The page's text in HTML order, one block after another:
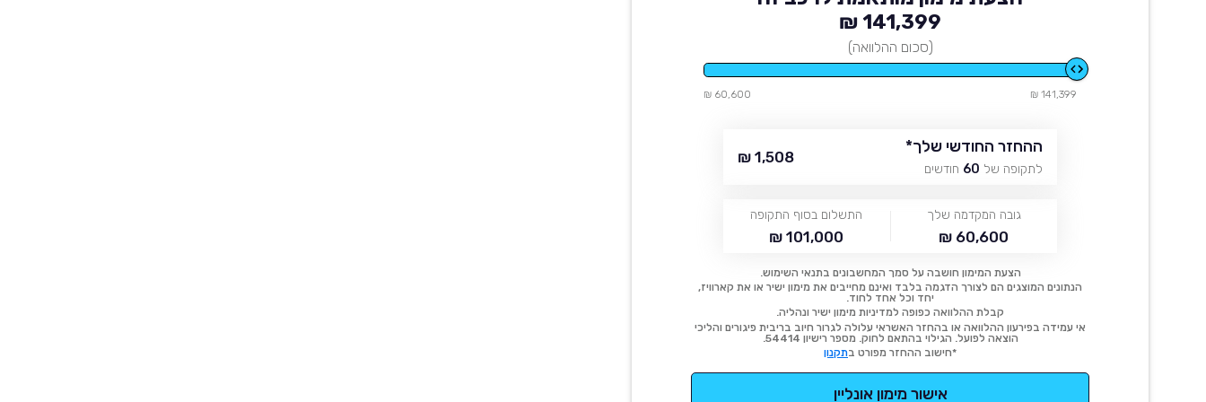
141,399 ₪
(סכום ההלוואה)
141,399 ₪
60,600 ₪
ההחזר החודשי שלך*
לתקופה של 60 חודשים
1,508 ₪
גובה המקדמה שלך
60,600 ₪
התשלום בסוף התקופה
101,000 ₪
הצעת המימון חושבה על סמך המחשבונים בתנאי השימוש.
הנתונים המוצגים הם לצורך הדגמה בלבד ואינם מחייבים את מימון ישיר או את קארוויז,
יחד וכל אחד לחוד.
קבלת ההלוואה כפופה למדיניות מימון ישיר ונהליה.
אי עמידה בפירעון ההלוואה או בהחזר האשראי עלולה לגרור חיוב בריבית פיגורים והליכי
הוצאה לפועל. הגילוי בהתאם לחוק. מספר רישיון 54414.
*חישוב ההחזר מפורט בתקנון
אישור מימון אונליין